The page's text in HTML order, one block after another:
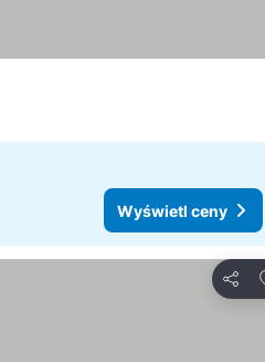
Wyświetl ceny